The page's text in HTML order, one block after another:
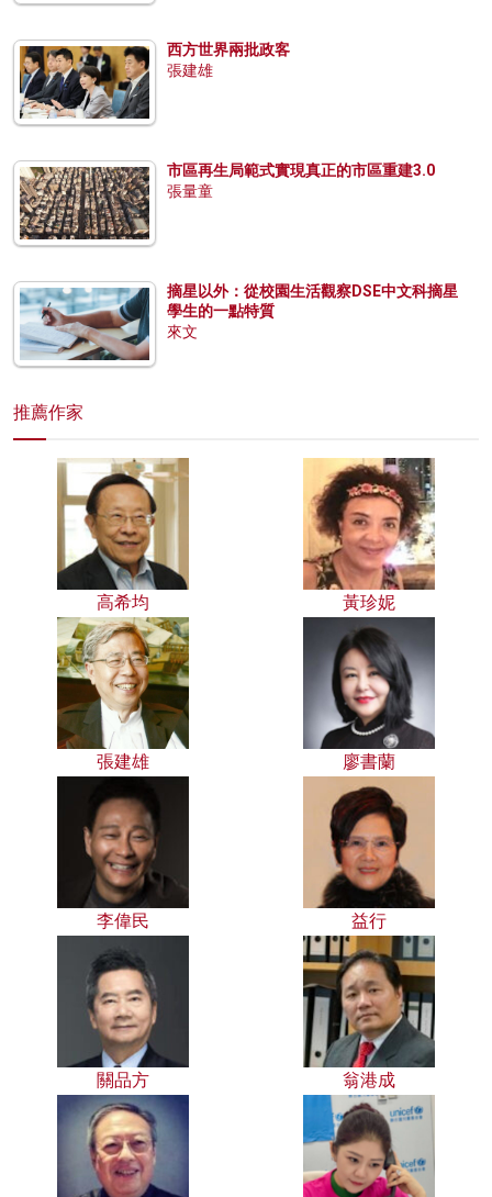
西方世界兩批政客
張建雄
市區再生局範式實現真正的市區重建3.0
張量童
摘星以外：從校園生活觀察DSE中文科摘星
學生的一點特質
來文
推薦作家
高希均 黃珍妮
張建雄 廖書蘭
李偉民 益行
關品方 翁港成